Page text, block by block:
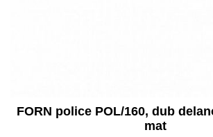
FORN police POL/160, dub
mat